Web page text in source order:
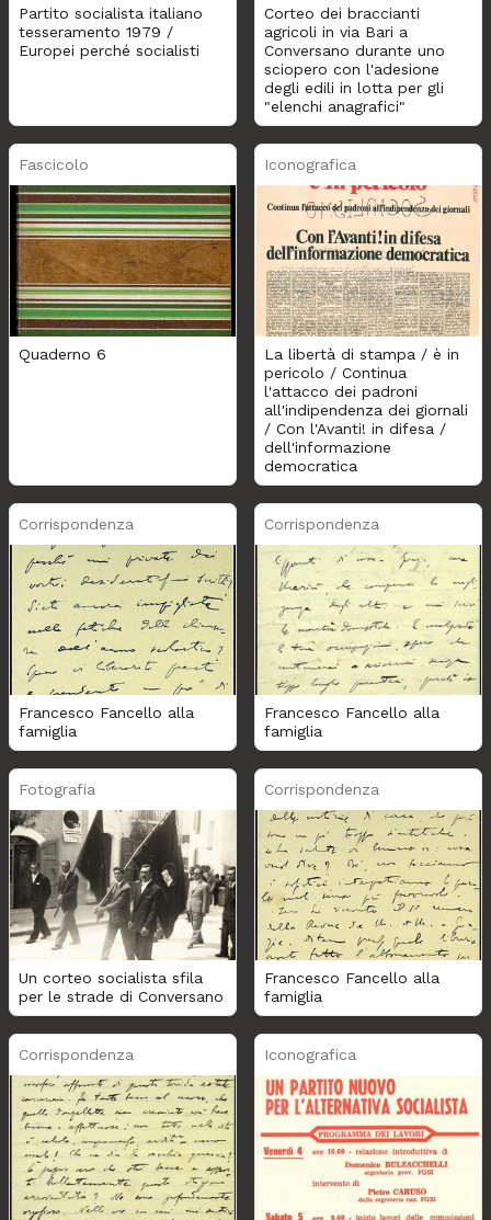
Partito socialista italiano
tesseramento 1979 /
Europei perché socialisti
Corteo dei braccianti
agricoli in via Bari a
Conversano durante uno
sciopero con l'adesione
degli edili in lotta per gli
"elenchi anagrafici"
Fascicolo
Quaderno 6
Iconografica
La libertà di stampa / è in
pericolo / Continua
l'attacco dei padroni
all'indipendenza dei giornali
/ Con l'Avanti! in difesa /
dell'informazione
democratica
Corrispondenza
Francesco Fancello alla
famiglia
Corrispondenza
Francesco Fancello alla
famiglia
Fotografia
Un corteo socialista sfila
per le strade di Conversano
Corrispondenza
Francesco Fancello alla
famiglia
Corrispondenza Iconografica